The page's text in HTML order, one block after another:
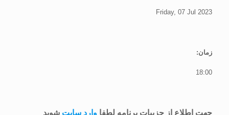
Friday, 07 Jul 2023
زمان:
18:00
جهت اطلاع از جزییات برنامه لطفا وارد سایت شوید